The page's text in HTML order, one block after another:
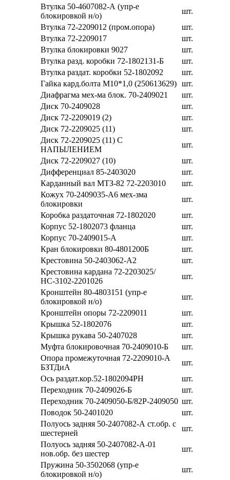
Втулка 50-4607082-А (упр-е
блокировкой н/о)
шт.
Втулка 72-2209012 (пром.опора)
шт.
Втулка 72-2209017
шт.
Втулка блокировки 9027
шт.
Втулка разд. коробки 72-1802131-Б
шт.
Втулка раздат. коробки 52-1802092
шт.
Гайка кард.болта М10*1,0 (250613629) шт.
Диафрагма мех-ма блок. 70-2409021
шт.
Диск 70-2409028
шт.
Диск 72-2209019 (2)
шт.
Диск 72-2209025 (11)
шт.
Диск 72-2209025 (11) С
НАПЫЛЕНИЕМ
шт.
Диск 72-2209027 (10)
шт.
Дифференциал 85-2403020
шт.
Карданный вал МТЗ-82 72-2203010
шт.
Кожух 70-2409035-А6 мех-зма
блокировки
шт.
Коробка раздаточная 72-1802020
шт.
Корпус 52-1802073 фланца
шт.
Корпус 70-2409015-А
шт.
Кран блокировки 80-4801200Б
шт.
Крестовина 50-2403062-А2
шт.
Крестовина кардана 72-2203025/
НС-3102-2201026
шт.
Кронштейн 80-4803151 (упр-е
блокировкой н/о)
шт.
Кронштейн опоры 72-2209011
шт.
Крышка 52-1802076
шт.
Крышка рукава 50-2407028
шт.
Муфта блокировочная 70-2409010-Б
шт.
Опора промежуточная 72-2209010-А
БЗТДиА
шт.
Ось раздат.кор.52-1802094РН
шт.
Переходник 70-2409026-Б
шт.
Переходник 70-2409050-Б/82Р-2409050 шт.
Поводок 50-2401020
шт.
Полуось задняя 50-2407082-А ст.обр. с
шестерней
шт.
Полуось задняя 50-2407082-А-01
нов.обр. без шестер
шт.
Пружина 50-3502068 (упр-е
блокировкой н/о)
шт.